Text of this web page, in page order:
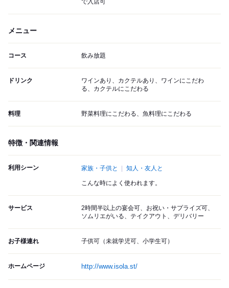
で入店可
メニュー
コース 飲み放題
ドリンク
ワインあり、カクテルあり、ワインにこだわ
る、カクテルにこだわる
料理 野菜料理にこだわる、魚料理にこだわる
特徴・関連情報
利用シーン 家族・子供と 知人・友人と
こんな時によく使われます。
サービス
2時間半以上の宴会可、お祝い・サプライズ可、
ソムリエがいる、テイクアウト、デリバリー
お子様連れ 子供可（未就学児可、小学生可）
ホームページ http://www.isola.st/